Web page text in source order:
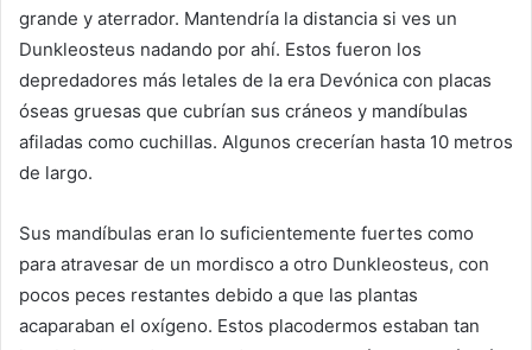
grande y aterrador. Mantendría la distancia si ves un
Dunkleosteus nadando por ahí. Estos fueron los
depredadores más letales de la era Devónica con placas
óseas gruesas que cubrían sus cráneos y mandíbulas
afiladas como cuchillas. Algunos crecerían hasta 10 metros
de largo.
Sus mandíbulas eran lo suficientemente fuertes como
para atravesar de un mordisco a otro Dunkleosteus, con
pocos peces restantes debido a que las plantas
acaparaban el oxígeno. Estos placodermos estaban tan